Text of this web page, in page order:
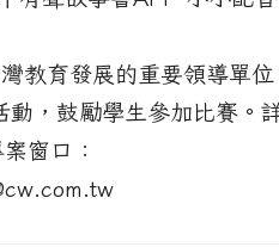
育發展的重要領導單位
，鼓勵學生參加比賽。
窗口：